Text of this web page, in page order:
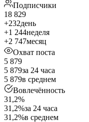
Подписчики
18 829
+232день
+1 244неделя
+2 747месяц
Охват поста
5 879
5 879за 24 часа
5 879в среднем
Вовлечённость
31,2%
31,2%за 24 часа
31,2%в среднем